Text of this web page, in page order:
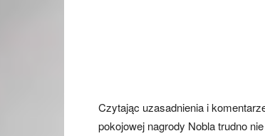
Czytając uzasadnienia i
pokojowej nagrody Nobla trudno